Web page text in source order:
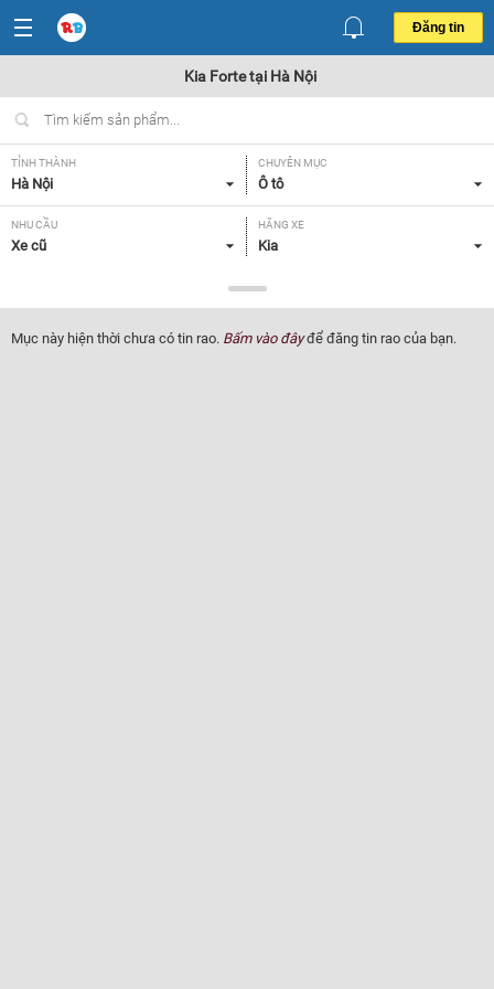
Đăng tin
Kia Forte tại Hà Nội
TỈNH THÀNH
Hà Nội
CHUYÊN MỤC
Ô tô
NHU CẦU
Xe cũ
HÃNG XE
Kia
Forte
NĂM SẢN XUẤT
Tất cả
GIÁ XE XUẤT XỨ
Mục này hiện thời chưa có tin rao. Bấm vào đâyđể đăng tin rao của bạn.